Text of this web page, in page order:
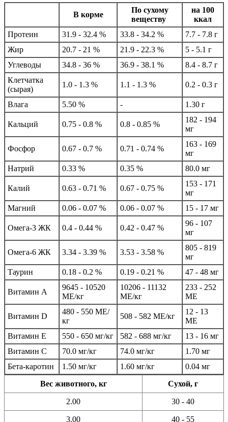
В корме
По сухому
веществу
на 100
ккал
Протеин
31.9 - 32.4 % 33.8 - 34.2 %
7.7 - 7.8 г
Жир
20.7 - 21 % 21.9 - 22.3 %
5 - 5.1 г
Углеводы
34.8 - 36 % 36.9 - 38.1 %
8.4 - 8.7 г
Клетчатка
(сырая)
1.0 - 1.3 % 1.1 - 1.3 % 0.2 - 0.3 г
Влага 5.50 % - 1.30 г
Кальций 0.75 - 0.8 % 0.8 - 0.85 %
182 - 194
мг
Фосфор 0.67 - 0.7 % 0.71 - 0.74 %
163 - 169
мг
Натрий
0.33 % 0.35 % 80.0 мг
Калий 0.63 - 0.71 % 0.67 - 0.75 %
153 - 171
мг
Магний
0.06 - 0.07 % 0.06 - 0.07 % 15 - 17 мг
Омега-3 ЖК 0.4 - 0.44 % 0.42 - 0.47 %
96 - 107
мг
Омега-6 ЖК 3.34 - 3.39 % 3.53 - 3.58 %
805 - 819
мг
Таурин
0.18 - 0.2 % 0.19 - 0.21 % 47 - 48 мг
Витамин A
9645 - 10520
МЕ/кг
10206 - 11132
МЕ/кг
233 - 252
МЕ
Витамин D
480 - 550 МЕ/
кг
508 - 582 МЕ/кг
12 - 13
МЕ
Витамин E
550 - 650 мг/кг 582 - 688 мг/кг
13 - 16 мг
Витамин C
70.0 мг/кг 74.0 мг/кг
1.70 мг
Бета-каротин
1.50 мг/кг 1.60 мг/кг
0.04 мг
Вес животного, кг
Сухой, г
2.00 30 - 40
3.00 40 - 55